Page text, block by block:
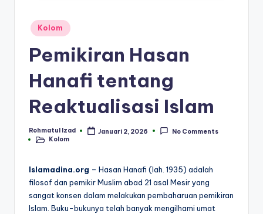
Posted
in
Kolom
Pemikiran Hasan
Hanafi tentang
Reaktualisasi Islam
Posted
by
Rohmatul Izad Januari 2, 2026
No Comments
PostedKolom
Islamadina.org – Hasan Hanafi (lah. 1935) adalah
filosof dan pemikir Muslim abad 21 asal Mesir yang
sangat konsen dalam melakukan pembaharuan pemikiran
Islam. Buku-bukunya telah banyak mengilhami umat